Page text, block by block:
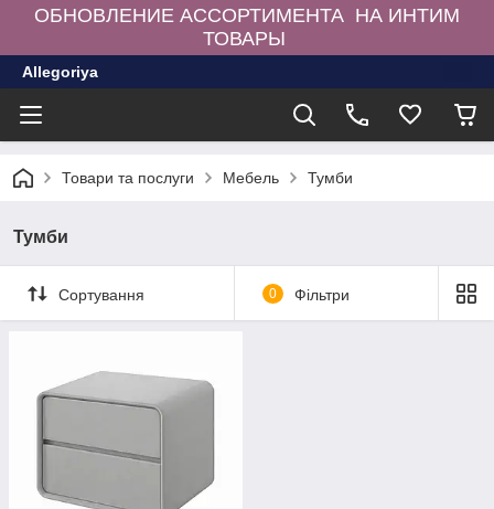
ОБНОВЛЕНИЕ АССОРТИМЕНТА НА ИНТИМ
ТОВАРЫ
Allegoriya
Товари та послуги Мебель Тумби
Тумби
Сортування 0 Фільтри